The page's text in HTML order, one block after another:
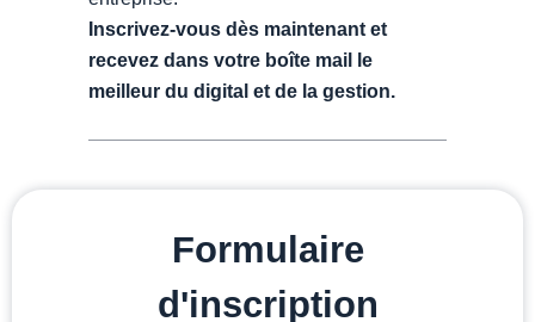
Inscrivez-vous dès maintenant et
recevez dans votre boîte mail le
meilleur du digital et de la gestion.
Formulaire
d'inscription